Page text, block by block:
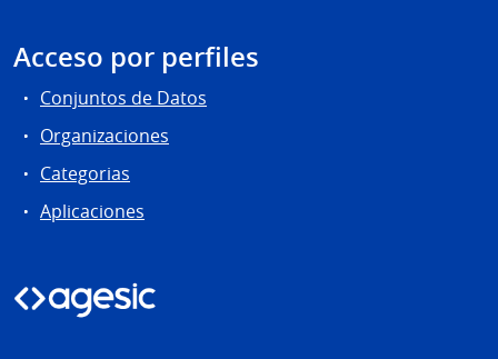
Acceso por perfiles
Conjuntos de Datos
Organizaciones
Categorias
Aplicaciones